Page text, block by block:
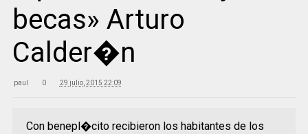
becas» Arturo
Calder�n
paul 0 29 julio, 2015 22:09
Con benepl�cito recibieron los habitantes de los